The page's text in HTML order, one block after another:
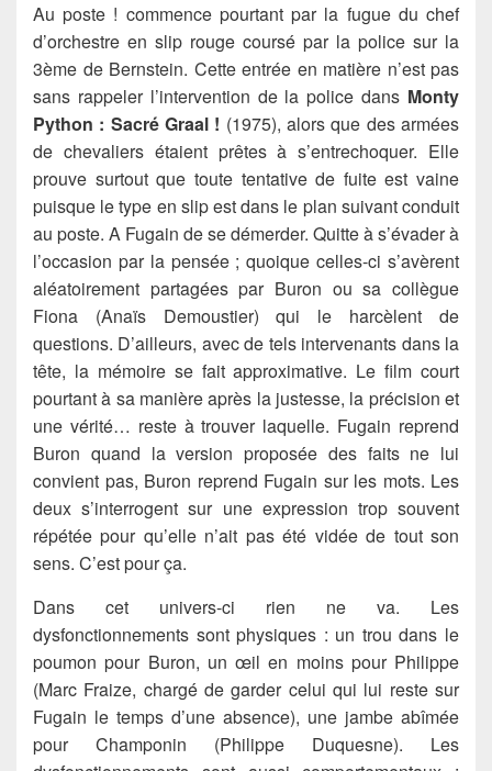
Au poste ! commence pourtant par la fugue du chef
d’orchestre en slip rouge coursé par la police sur la
3ème de Bernstein. Cette entrée en matière n’est pas
sans rappeler l’intervention de la police dans Monty
Python : Sacré Graal ! (1975), alors que des armées
de chevaliers étaient prêtes à s’entrechoquer. Elle
prouve surtout que toute tentative de fuite est vaine
puisque le type en slip est dans le plan suivant conduit
au poste. A Fugain de se démerder. Quitte à s’évader à
l’occasion par la pensée ; quoique celles-ci s’avèrent
aléatoirement partagées par Buron ou sa collègue
Fiona (Anaïs Demoustier) qui le harcèlent de
questions. D’ailleurs, avec de tels intervenants dans la
tête, la mémoire se fait approximative. Le film court
pourtant à sa manière après la justesse, la précision et
une vérité… reste à trouver laquelle. Fugain reprend
Buron quand la version proposée des faits ne lui
convient pas, Buron reprend Fugain sur les mots. Les
deux s’interrogent sur une expression trop souvent
répétée pour qu’elle n’ait pas été vidée de tout son
sens. C’est pour ça.
Dans cet univers-ci rien ne va. Les
dysfonctionnements sont physiques : un trou dans le
poumon pour Buron, un œil en moins pour Philippe
(Marc Fraize, chargé de garder celui qui lui reste sur
Fugain le temps d’une absence), une jambe abîmée
pour Champonin (Philippe Duquesne). Les